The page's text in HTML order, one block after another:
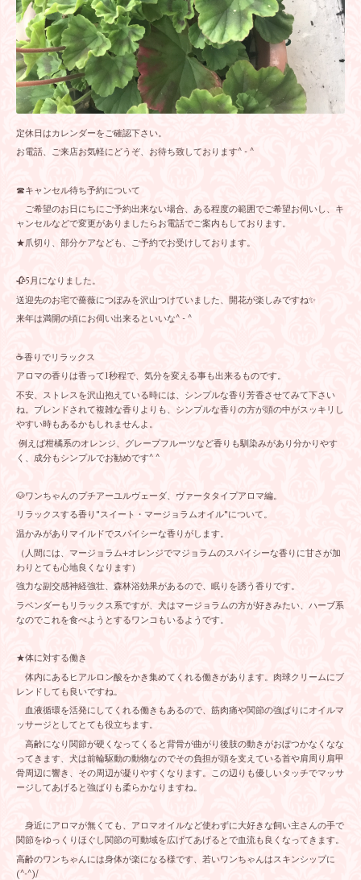
定休日はカレンダーをご確認下さい。
お電話、ご来店お気軽にどうぞ、お待ち致しております^ - ^
☎︎キャンセル待ち予約について
ご希望のお日にちにご予約出来ない場合、ある程度の範囲でご希望お伺いし、キ
ャンセルなどで変更がありましたらお電話でご案内もしております。
★爪切り、部分ケアなども、ご予約でお受けしております。
🥀5月になりました。
送迎先のお宅で薔薇につぼみを沢山つけていました、開花が楽しみですね✨
来年は満開の頃にお伺い出来るといいな^ - ^
☕️香りでリラックス
アロマの香りは香って1秒程で、気分を変える事も出来るものです。
不安、ストレスを沢山抱えている時には、シンプルな香り芳香させてみて下さい
ね。ブレンドされて複雑な香りよりも、シンプルな香りの方が頭の中がスッキリし
やすい時もあるかもしれませんよ。
例えば柑橘系のオレンジ、グレープフルーツなど香りも馴染みがあり分かりやす
く、成分もシンプルでお勧めです^ ^
🐶ワンちゃんのプチアーユルヴェーダ、ヴァータタイプアロマ編。
リラックスする香り"スイート・マージョラムオイル"について。
温かみがありマイルドでスパイシーな香りがします。
（人間には、マージョラム+オレンジでマジョラムのスパイシーな香りに甘さが加
わりとても心地良くなります）
強力な副交感神経強壮、森林浴効果があるので、眠りを誘う香りです。
ラベンダーもリラックス系ですが、犬はマージョラムの方が好きみたい、ハーブ系
なのでこれを食べようとするワンコもいるようです。
★体に対する働き
体内にあるヒアルロン酸をかき集めてくれる働きがあります。肉球クリームにブ
レンドしても良いですね。
血液循環を活発にしてくれる働きもあるので、筋肉痛や関節の強ばりにオイルマ
ッサージとしてとても役立ちます。
高齢になり関節が硬くなってくると背骨が曲がり後肢の動きがおぼつかなくなな
ってきます、犬は前輪駆動の動物なのでその負担が頭を支えている首や肩周り肩甲
骨周辺に響き、その周辺が凝りやすくなります。この辺りも優しいタッチでマッサ
ージしてあげると強ばりも柔らかなりますね。
身近にアロマが無くても、アロマオイルなど使わずに大好きな飼い主さんの手で
関節をゆっくりほぐし関節の可動域を広げてあげるとで血流も良くなってきます。
高齢のワンちゃんには身体が楽になる様です、若いワンちゃんはスキンシップに
(^-^)/